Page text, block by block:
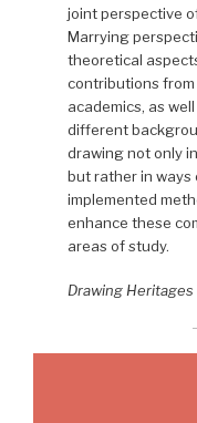
joint perspective
Marrying
theoretical
contributions
academics, as
different
drawing not only
but rather in ways
implemented
enhance these
areas of study.
Drawing Heritages